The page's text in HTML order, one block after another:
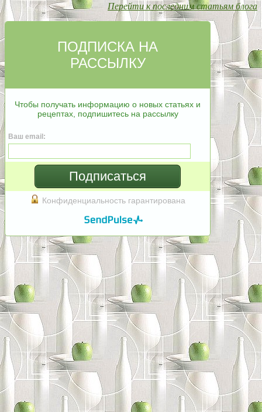
Перейти к последним статьям блога
ПОДПИСКА НА
РАССЫЛКУ
Чтобы получать информацию о новых статьях и
рецептах, подпишитесь на рассылку
Ваш email:
Подписаться
Конфиденциальность гарантирована